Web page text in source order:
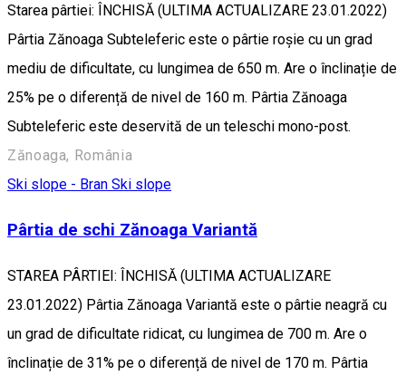
Starea pârtiei: ÎNCHISĂ (ULTIMA ACTUALIZARE 23.01.2022)
Pârtia Zănoaga Subteleferic este o pârtie roșie cu un grad
mediu de dificultate, cu lungimea de 650 m. Are o înclinație de
25% pe o diferență de nivel de 160 m. Pârtia Zănoaga
Subteleferic este deservită de un teleschi mono-post.
Zănoaga, România
Ski slope - Bran Ski slope
Pârtia de schi Zănoaga Variantă
STAREA PÂRTIEI: ÎNCHISĂ (ULTIMA ACTUALIZARE
23.01.2022) Pârtia Zănoaga Variantă este o pârtie neagră cu
un grad de dificultate ridicat, cu lungimea de 700 m. Are o
înclinație de 31% pe o diferență de nivel de 170 m. Pârtia